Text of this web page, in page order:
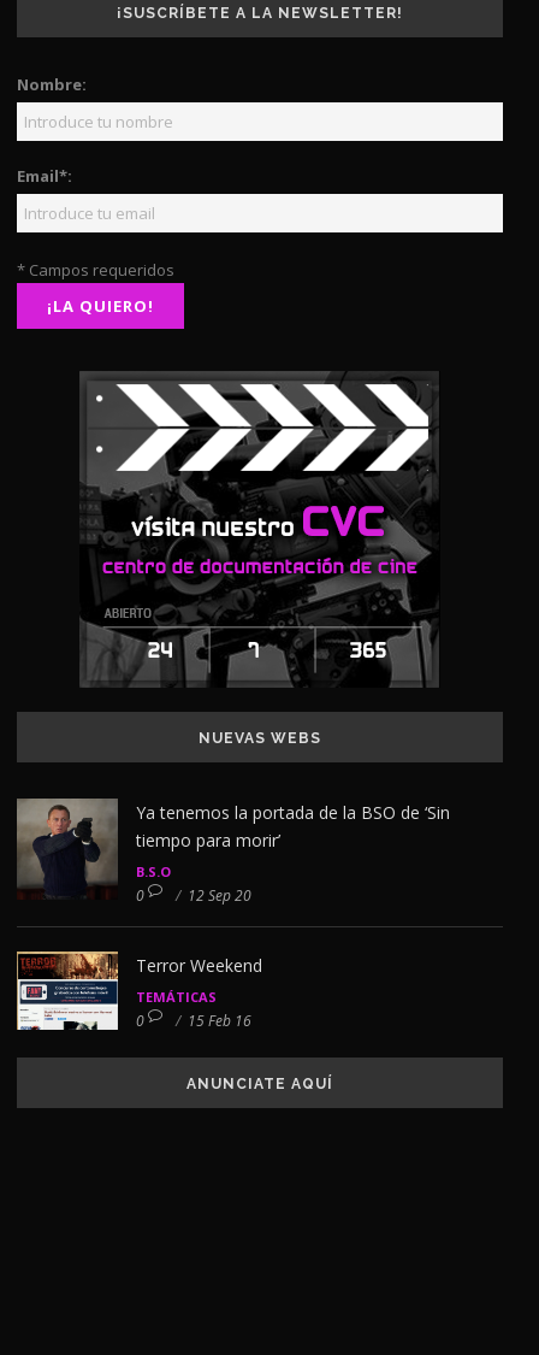
¡SUSCRÍBETE A LA NEWSLETTER!
Nombre:
Email*:
* Campos requeridos
NUEVAS WEBS
Ya tenemos la portada de la BSO de ‘Sin
tiempo para morir’
B.S.O
0 / 12 Sep 20
Terror Weekend
TEMÁTICAS
0 / 15 Feb 16
ANUNCIATE AQUÍ